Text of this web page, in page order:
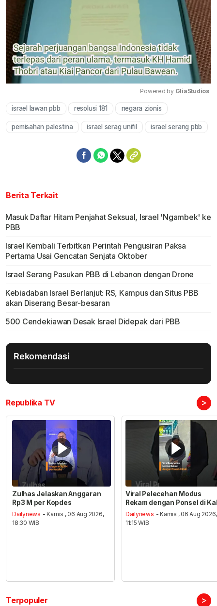
Powered by GliaStudios
israel lawan pbb resolusi 181 negara zionis
pemisahan palestina israel serag unifil israel serang pbb
Berita Terkait
Masuk Daftar Hitam Penjahat Seksual, Israel 'Ngambek' ke
PBB
Israel Kembali Terbitkan Perintah Pengusiran Paksa
Pertama Usai Gencatan Senjata Oktober
Israel Serang Pasukan PBB di Lebanon dengan Drone
Kebiadaban Israel Berlanjut: RS, Kampus dan Situs PBB
akan Diserang Besar-besaran
500 Cendekiawan Desak Israel Didepak dari PBB
Rekomendasi
Republika TV >
Zulhas Jelaskan Anggaran
Rp3 M per Kopdes
Dailynews - Kamis , 06 Aug 2026,
18:30 WIB
Viral Pelecehan Modus
Rekam dengan Ponsel di
Dailynews - Kamis , 06 Aug 2026,
11:15 WIB
Terpopuler >